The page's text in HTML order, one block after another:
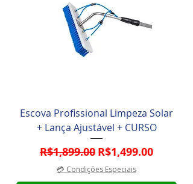
Escova Profissional Limpeza Solar
+ Lança Ajustável + CURSO
Regular Price
R$1,899.00 Sale Price
R$1,499.00
💳 Condições Especiais